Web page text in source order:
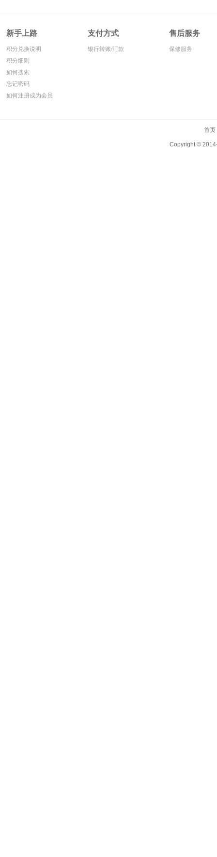
新手上路
积分兑换说明
积分细则
如何搜索
忘记密码
如何注册成为会员
支付方式
银行转账/汇款
售后服务
保修服务
首页
Copyright ©